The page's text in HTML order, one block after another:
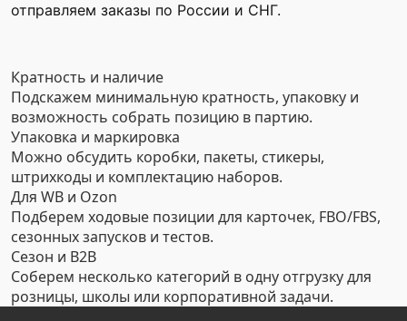
отправляем заказы по России и СНГ.
Кратность и наличие
Подскажем минимальную кратность, упаковку и
возможность собрать позицию в партию.
Упаковка и маркировка
Можно обсудить коробки, пакеты, стикеры,
штрихкоды и комплектацию наборов.
Для WB и Ozon
Подберем ходовые позиции для карточек, FBO/FBS,
сезонных запусков и тестов.
Сезон и B2B
Соберем несколько категорий в одну отгрузку для
розницы, школы или корпоративной задачи.